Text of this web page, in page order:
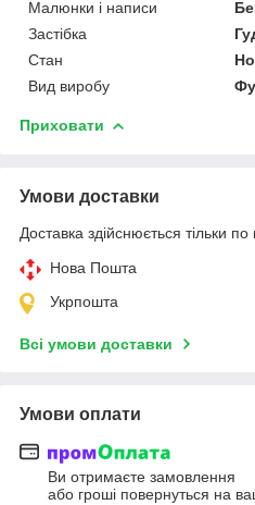
Малюнки і написи
Застібка
Стан
Вид виробу
Приховати
Умови доставки
Доставка здійснюється тільки по
Нова Пошта
Укрпошта
Всі умови доставки
Умови оплати
Ви отримаєте замовлення
або гроші повернуться на